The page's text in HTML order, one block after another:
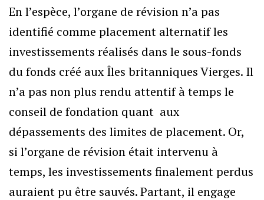
En l’espèce, l’organe de révision n’a pas
identifié comme placement alternatif les
investissements réalisés dans le sous-fonds
du fonds créé aux Îles britanniques Vierges. Il
n’a pas non plus rendu attentif à temps le
conseil de fondation quant aux
dépassements des limites de placement. Or,
si l’organe de révision était intervenu à
temps, les investissements finalement perdus
auraient pu être sauvés. Partant, il engage